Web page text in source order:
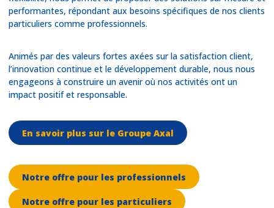
performantes, répondant aux besoins spécifiques de nos clients
particuliers comme professionnels.
Animés par des valeurs fortes axées sur la satisfaction client,
l’innovation continue et le développement durable, nous nous
engageons à construire un avenir où nos activités ont un
impact positif et responsable.
En savoir plus sur le Groupe Axal
Notre offre pour les professionnels
Notre offre pour les particuliers